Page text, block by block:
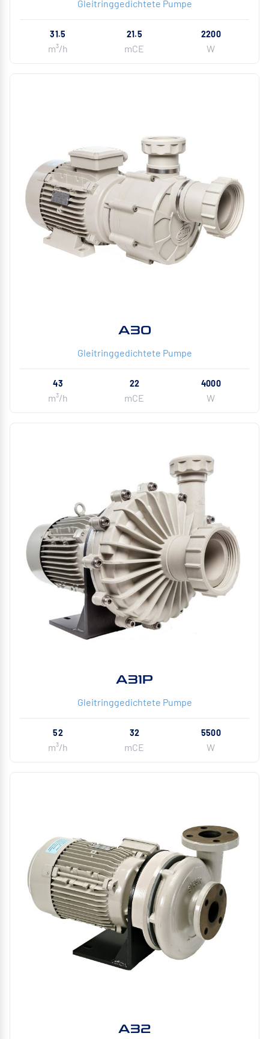
Gleitringgedichtete Pumpe
31.5
m³/h
21.5
mCE
2200
W
A30
Gleitringgedichtete Pumpe
43
m³/h
22
mCE
4000
W
A31P
Gleitringgedichtete Pumpe
52
m³/h
32
mCE
5500
W
A32